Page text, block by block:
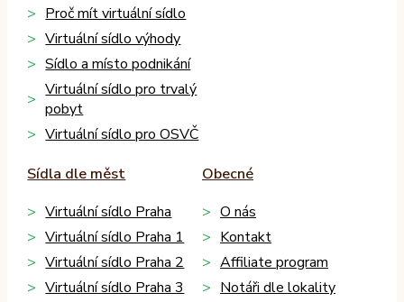
Proč mít virtuální sídlo
Virtuální sídlo výhody
Sídlo a místo podnikání
Virtuální sídlo pro trvalý
pobyt
Virtuální sídlo pro OSVČ
Sídla dle měst
Virtuální sídlo Praha
Virtuální sídlo Praha 1
Virtuální sídlo Praha 2
Virtuální sídlo Praha 3
Obecné
O nás
Kontakt
Affiliate program
Notáři dle lokality